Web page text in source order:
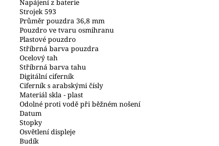
Napájení z baterie
Strojek 593
Průměr pouzdra 36,8 mm
Pouzdro ve tvaru osmihranu
Plastové pouzdro
Stříbrná barva pouzdra
Ocelový tah
Stříbrná barva tahu
Digitální ciferník
Ciferník s arabskými čísly
Materiál skla - plast
Odolné proti vodě při běžném nošení
Datum
Stopky
Osvětlení displeje
Budík
POLICE
PEWJK2003440
600
Kč